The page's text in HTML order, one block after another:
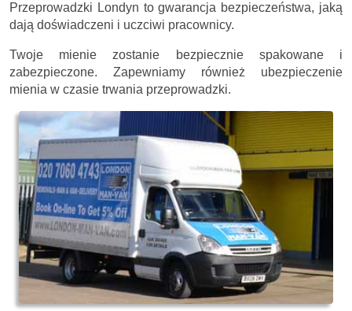
Przeprowadzki Londyn to gwarancja bezpieczeństwa, jaką
dają doświadczeni i uczciwi pracownicy.
Twoje mienie zostanie bezpiecznie spakowane i
zabezpieczone. Zapewniamy również ubezpieczenie
mienia w czasie trwania przeprowadzki.